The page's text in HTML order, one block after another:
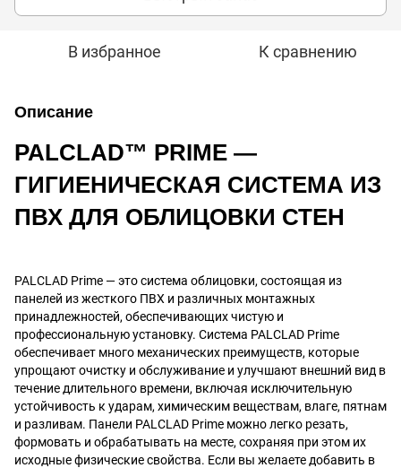
В избранное К сравнению
Описание
PALCLAD™ PRIME ―
ГИГИЕНИЧЕСКАЯ СИСТЕМА ИЗ
ПВХ ДЛЯ ОБЛИЦОВКИ СТЕН
PALCLAD Prime ― это система облицовки, состоящая из
панелей из жесткого ПВХ и различных монтажных
принадлежностей, обеспечивающих чистую и
профессиональную установку. Система PALCLAD Prime
обеспечивает много механических преимуществ, которые
упрощают очистку и обслуживание и улучшают внешний вид в
течение длительного времени, включая исключительную
устойчивость к ударам, химическим веществам, влаге, пятнам
и разливам. Панели PALCLAD Prime можно легко резать,
формовать и обрабатывать на месте, сохраняя при этом их
исходные физические свойства. Если вы желаете добавить в